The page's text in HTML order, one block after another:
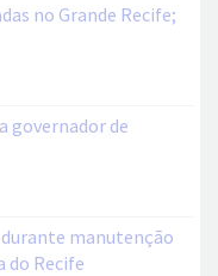
no Grande Recife;
governador de
manutenção
do Recife